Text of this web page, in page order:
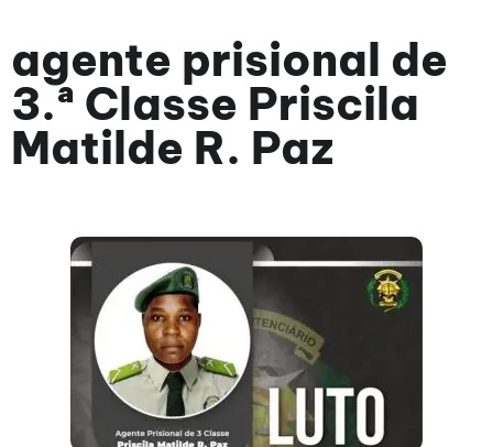
agente prisional de
3.ª Classe Priscila
Matilde R. Paz